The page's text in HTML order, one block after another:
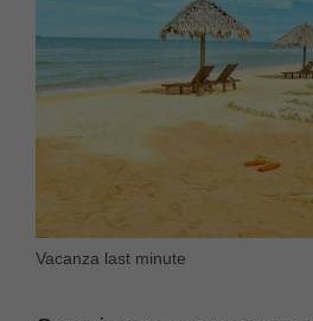
Vacanza last minute